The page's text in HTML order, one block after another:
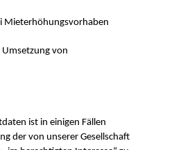
von
ist in einigen Fällen
der von unserer Gesellschaft